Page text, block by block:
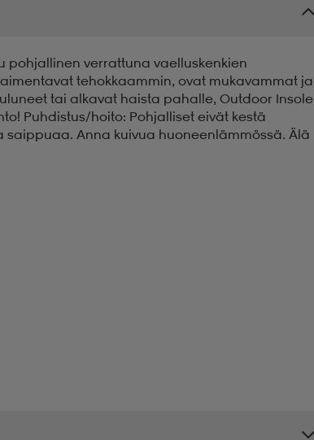
pohjallinen verrattuna vaelluskenkien
tehokkaammin, ovat mukavammat ja
tai alkavat haista pahalle, Outdoor Insole
Puhdistus/hoito: Pohjalliset eivät kestä
Anna kuivua huoneenlämmössä. Älä